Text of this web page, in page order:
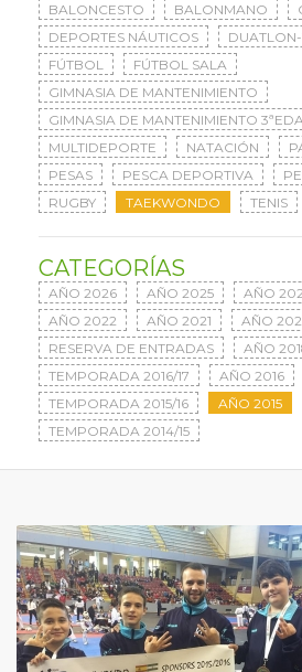
BALONCESTO
BALONMANO
DEPORTES NÁUTICOS
FÚTBOL
FÚTBOL SALA
GIMNASIA DE MANTENIMIENTO
GIMNASIA DE MANTENIMIENTO
MULTIDEPORTE
NATACIÓN
PESAS
PESCA DEPORTIVA
RUGBY
TAEKWONDO TENIS
CATEGORÍAS
AÑO 2026 AÑO 2025 AÑO
AÑO 2022
AÑO 2021 AÑO
RESERVA DE ENTRADAS
AÑO
TEMPORADA 2016/17
AÑO 2016
TEMPORADA 2015/16
AÑO 2015
TEMPORADA 2014/15